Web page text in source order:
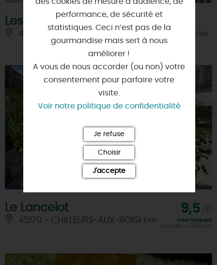
Les pains perdus
45300 - COURCY-AUX-LOGES À 4.5 KM
Le Lancelot
45170 - CHILLEURS-AUX-BOISÀ 5 KM
9,5
Note FairGuest
calculée sur 1582 avis
performance, de sécurité et
statistiques. Ceci n’est pas de la
gourmandise mais sert à nous
améliorer !
A vous de nous accorder (ou non) votre
consentement pour parfaire votre
visite.
Voir notre politique de confidentialité
Je refuse
Choisir
J'accepte